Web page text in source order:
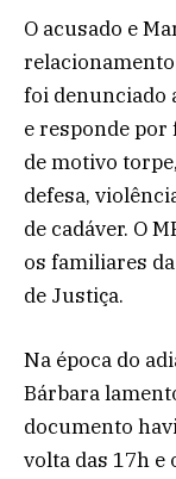
O acusado e
foi denunciado
e responde
de motivo
defesa,
de cadáver. O
os familiares
de Justiça.
Na época do
Bárbara
documento
volta das 17h e